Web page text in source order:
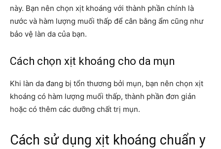
này. Bạn nên chọn xịt khoáng với thành phần chính là
nước và hàm lượng muối thấp để cân bằng ẩm cũng như
bảo vệ làn da của bạn.
Cách chọn xịt khoáng cho da mụn
Khi làn da đang bị tổn thương bởi mụn, bạn nên chọn xịt
khoáng có hàm lượng muối thấp, thành phần đơn giản
hoặc có thêm các dưỡng chất trị mụn.
Cách sử dụng xịt khoáng chuẩn y